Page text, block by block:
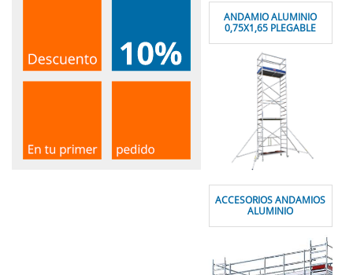
ANDAMIO ALUMINIO
0,75X1,65 PLEGABLE
ACCESORIOS ANDAMIOS
ALUMINIO